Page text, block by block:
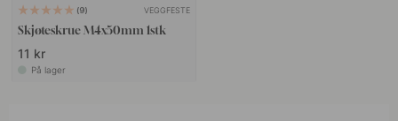
9 VEGGFESTE
Skjøteskrue M4x50mm 1stk
11 kr
På lager